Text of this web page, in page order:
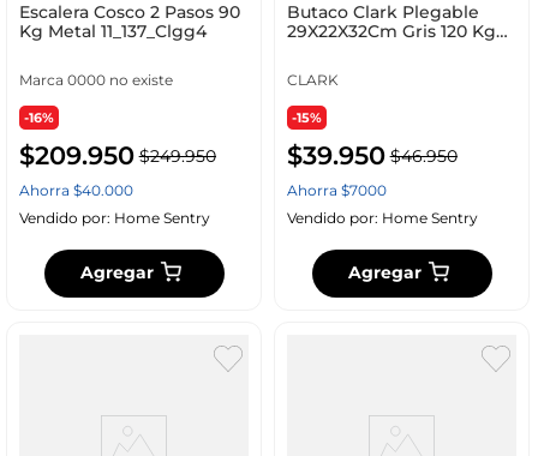
Escalera Cosco 2 Pasos 90
Kg Metal 11_137_Clgg4
Marca 0000 no existe
-16%
$209.950 $249.950
Ahorra $40.000
Vendido por: Home Sentry
Agregar
Butaco Clark Plegable
29X22X32Cm Gris 120 Kg
CLARK
-15%
$39.950 $46.950
Ahorra $7000
Vendido por: Home Sentry
Agregar